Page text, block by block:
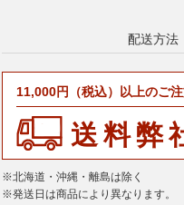
配送方法
11,000円（税込）以上のご
送料弊
※北海道・沖縄・離島は除く
※発送日は商品により異なります。